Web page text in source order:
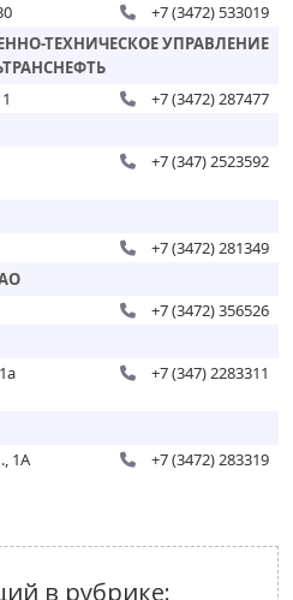
+7 (3472) 533019
ТЕХНИЧЕСКОЕ УПРАВЛЕНИЕ
+7 (3472) 287477
+7 (347) 2523592
+7 (3472) 281349
+7 (3472) 356526
+7 (347) 2283311
1А
+7 (3472) 283319
в рубрике: